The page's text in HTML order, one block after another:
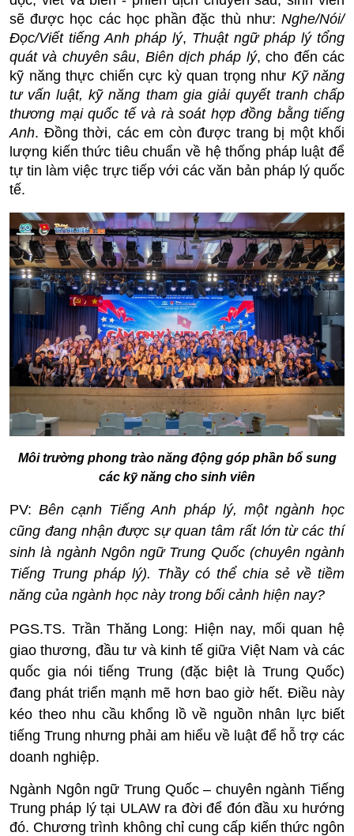
sẽ được học các học phần đặc thù như: Nghe/Nói/
Đọc/Viết tiếng Anh pháp lý, Thuật ngữ pháp lý tổng
quát và chuyên sâu, Biên dịch pháp lý, cho đến các
kỹ năng thực chiến cực kỳ quan trọng như Kỹ năng
tư vấn luật, kỹ năng tham gia giải quyết tranh chấp
thương mại quốc tế và rà soát hợp đồng bằng tiếng
Anh. Đồng thời, các em còn được trang bị một khối
lượng kiến thức tiêu chuẩn về hệ thống pháp luật để
tự tin làm việc trực tiếp với các văn bản pháp lý quốc
tế.
Môi trường phong trào năng động góp phần bổ sung
các kỹ năng cho sinh viên
PV: Bên cạnh Tiếng Anh pháp lý, một ngành học
cũng đang nhận được sự quan tâm rất lớn từ các thí
sinh là ngành Ngôn ngữ Trung Quốc (chuyên ngành
Tiếng Trung pháp lý). Thầy có thể chia sẻ về tiềm
năng của ngành học này trong bối cảnh hiện nay?
PGS.TS. Trần Thăng Long: Hiện nay, mối quan hệ
giao thương, đầu tư và kinh tế giữa Việt Nam và các
quốc gia nói tiếng Trung (đặc biệt là Trung Quốc)
đang phát triển mạnh mẽ hơn bao giờ hết. Điều này
kéo theo nhu cầu khổng lồ về nguồn nhân lực biết
tiếng Trung nhưng phải am hiểu về luật để hỗ trợ các
doanh nghiệp.
Ngành Ngôn ngữ Trung Quốc – chuyên ngành Tiếng
Trung pháp lý tại ULAW ra đời để đón đầu xu hướng
đó. Chương trình không chỉ cung cấp kiến thức ngôn